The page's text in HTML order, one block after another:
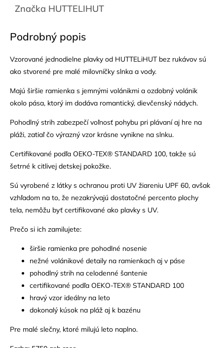
Značka HUTTELIHUT
Podrobný popis
Vzorované jednodielne plavky od HUTTELiHUT bez rukávov sú
ako stvorené pre malé milovníčky slnka a vody.
Majú širšie ramienka s jemnými volánikmi a ozdobný volánik
okolo pása, ktorý im dodáva romantický, dievčenský nádych.
Pohodlný strih zabezpečí voľnosť pohybu pri plávaní aj hre na
pláži, zatiaľ čo výrazný vzor krásne vynikne na slnku.
Certifikované podľa OEKO-TEX® STANDARD 100, takže sú
šetrné k citlivej detskej pokožke.
Sú vyrobené z látky s ochranou proti UV žiareniu UPF 60, avšak
vzhľadom na to, že nezakrývajú dostatočné percento plochy
tela, nemôžu byť certifikované ako plavky s UV.
Prečo si ich zamilujete:
širšie ramienka pre pohodlné nosenie
nežné volánikové detaily na ramienkach aj v páse
pohodlný strih na celodenné šantenie
certifikované podľa OEKO-TEX® STANDARD 100
hravý vzor ideálny na leto
dokonalý kúsok na pláž aj k bazénu
Pre malé slečny, ktoré milujú leto naplno.